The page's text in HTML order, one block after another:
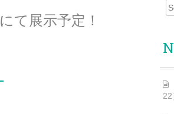
にて展示予定！
22